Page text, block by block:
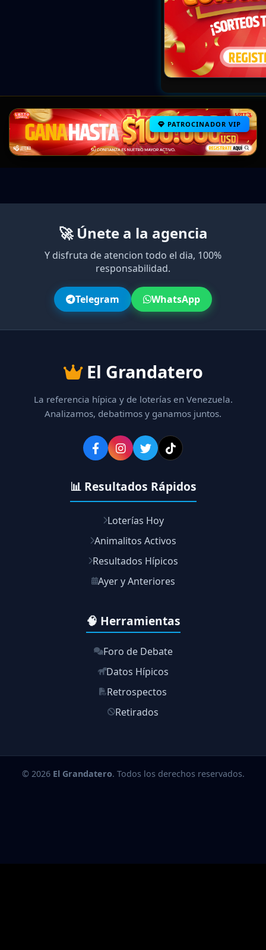
PATROCINADOR VIP
🚀 Únete a la agencia
Y disfruta de atencion todo el dia, 100%
responsabilidad.
Telegram WhatsApp
El Grandatero
La referencia hípica y de loterías en Venezuela.
Analizamos, debatimos y ganamos juntos.
📊 Resultados Rápidos
Loterías Hoy
Animalitos Activos
Resultados Hípicos
Ayer y Anteriores
🧠 Herramientas
Foro de Debate
Datos Hípicos
Retrospectos
Retirados
© 2026 El Grandatero. Todos los derechos reservados.